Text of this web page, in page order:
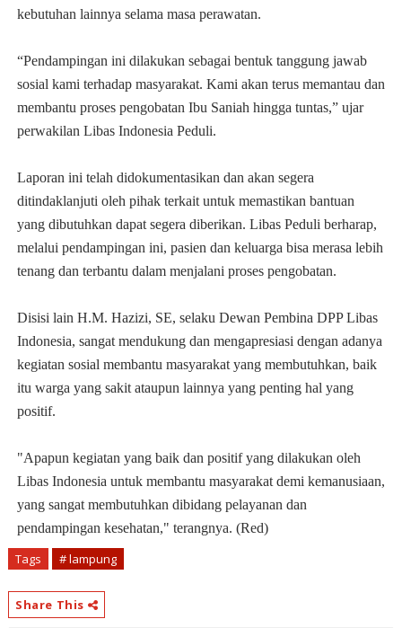
kebutuhan lainnya selama masa perawatan.
“Pendampingan ini dilakukan sebagai bentuk tanggung jawab
sosial kami terhadap masyarakat. Kami akan terus memantau dan
membantu proses pengobatan Ibu Saniah hingga tuntas,” ujar
perwakilan Libas Indonesia Peduli.
Laporan ini telah didokumentasikan dan akan segera
ditindaklanjuti oleh pihak terkait untuk memastikan bantuan
yang dibutuhkan dapat segera diberikan. Libas Peduli berharap,
melalui pendampingan ini, pasien dan keluarga bisa merasa lebih
tenang dan terbantu dalam menjalani proses pengobatan.
Disisi lain H.M. Hazizi, SE, selaku Dewan Pembina DPP Libas
Indonesia, sangat mendukung dan mengapresiasi dengan adanya
kegiatan sosial membantu masyarakat yang membutuhkan, baik
itu warga yang sakit ataupun lainnya yang penting hal yang
positif.
"Apapun kegiatan yang baik dan positif yang dilakukan oleh
Libas Indonesia untuk membantu masyarakat demi kemanusiaan,
yang sangat membutuhkan dibidang pelayanan dan
pendampingan kesehatan," terangnya. (Red)
Tags # lampung
Share This